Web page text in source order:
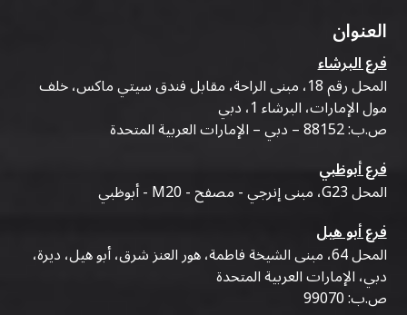
العنوان
فرع البرشاء
المحل رقم 18، مبنى الراحة، مقابل فندق سيتي ماكس، خلف
مول الإمارات، البرشاء 1، دبي
ص.ب: 88152 – دبي – الإمارات العربية المتحدة
فرع أبوظبي
المحل G23، مبنى إنرجي - مصفح - M20 - أبوظبي
فرع أبو هيل
المحل 64، مبنى الشيخة فاطمة، هور العنز شرق، أبو هيل، ديرة،
دبي، الإمارات العربية المتحدة
ص.ب: 99070